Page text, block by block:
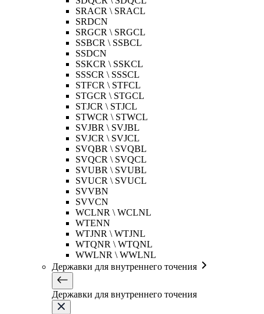
SRACR \ SRACL
SRDCN
SRGCR \ SRGCL
SSBCR \ SSBCL
SSDCN
SSKCR \ SSKCL
SSSCR \ SSSCL
STFCR \ STFCL
STGCR \ STGCL
STJCR \ STJCL
STWCR \ STWCL
SVJBR \ SVJBL
SVJCR \ SVJCL
SVQBR \ SVQBL
SVQCR \ SVQCL
SVUBR \ SVUBL
SVUCR \ SVUCL
SVVBN
SVVCN
WCLNR \ WCLNL
WTENN
WTJNR \ WTJNL
WTQNR \ WTQNL
WWLNR \ WWLNL
Державки для внутреннего точения
Державки для внутреннего точения